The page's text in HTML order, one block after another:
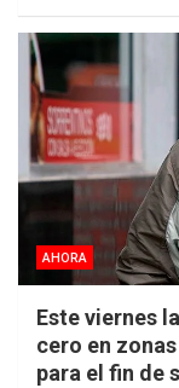
AHORA
Este viernes
cero en
para el fin de